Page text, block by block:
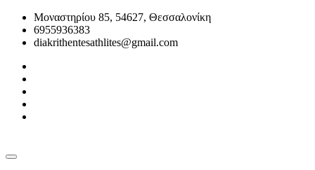
Μοναστηρίου 85, 54627, Θεσσαλονίκη
6955936383
diakrithentesathlites@gmail.com